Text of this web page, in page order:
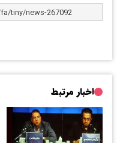
اخبار مرتبط